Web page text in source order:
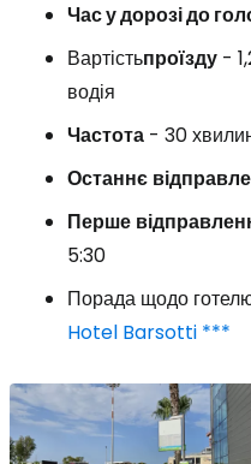
Час у дорозі до
Вартістьпроїзду -
водія
Частота - 30
Останнє
Перше
5:30
Порада щодо
Hotel Barsotti ***